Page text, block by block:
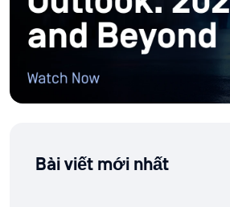
Bài viết mới nhất